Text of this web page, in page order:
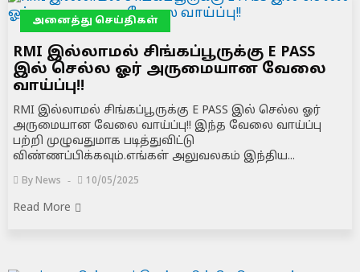
அனைத்து செய்திகள்
RMI இல்லாமல் சிங்கப்பூருக்கு E PASS
இல் செல்ல ஓர் அருமையான வேலை
வாய்ப்பு!!
RMI இல்லாமல் சிங்கப்பூருக்கு E PASS இல் செல்ல ஓர்
அருமையான வேலை வாய்ப்பு!! இந்த வேலை வாய்ப்பு
பற்றி முழுவதுமாக படித்துவிட்டு
விண்ணப்பிக்கவும்.எங்கள் அலுவலகம் இந்திய...
By News 10/05/2025
Read More